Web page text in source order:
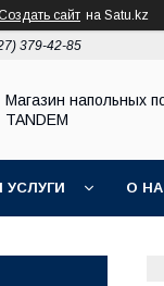
сайт на Satu.kz
379-42-85
Магазин напольных
TANDEM
УСЛУГИ О